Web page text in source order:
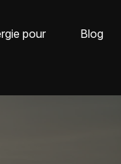
pour
Blog